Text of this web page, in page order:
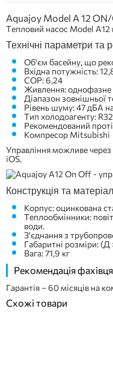
Aquajoy Model A 12
Тепловий насос Model A12
Технічні параметри та
Об'єм басейну, що
Вхідна потужність:
COP: 6,24
Живлення:
Діапазон зовнішньої
Рівень шуму: 47 дБА на
Тип холодоагенту: R32
Рекомендований
Компресор Mitsubishi
Управління можливе
iOS.
Конструкція та
Корпус: оцинкована
Теплообмінники:
води.
З'єднання з
Габаритні розміри:
Вага: 71,9 кг
Рекомендація
Гарантія – 60 місяців на
Схожі товари